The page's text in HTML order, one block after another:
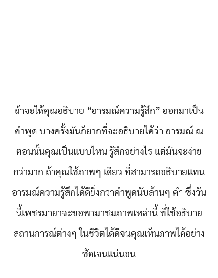
ถ้าจะให้คุณอธิบาย “อารมณ์ความรู้สึก” ออกมาเป็น
คำพูด บางครั้งมันก็ยากที่จะอธิบายได้ว่า อารมณ์ ณ
ตอนนั้นคุณเป็นแบบไหน รู้สึกอย่างไร แต่มันจะง่าย
กว่ามาก ถ้าคุณใช้ภาพๆ เดียว ที่สามารถอธิบายแทน
อารมณ์ความรู้สึกได้ดียิ่งกว่าคำพูดนับล้านๆ คำ ซึ่งวัน
นี้เพชรมายาจะขอพามาชมภาพเหล่านี้ ที่ใช้อธิบาย
สถานการณ์ต่างๆ ในชีวิตได้ดีจนคุณเห็นภาพได้อย่าง
ชัดเจนแน่นอน